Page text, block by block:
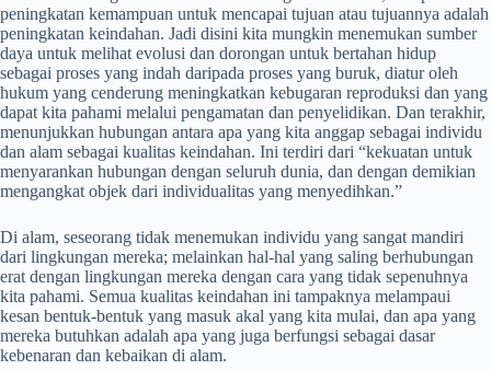
peningkatan kemampuan untuk mencapai tujuan atau tujuannya adalah
peningkatan keindahan. Jadi disini kita mungkin menemukan sumber
daya untuk melihat evolusi dan dorongan untuk bertahan hidup
sebagai proses yang indah daripada proses yang buruk, diatur oleh
hukum yang cenderung meningkatkan kebugaran reproduksi dan yang
dapat kita pahami melalui pengamatan dan penyelidikan. Dan terakhir,
menunjukkan hubungan antara apa yang kita anggap sebagai individu
dan alam sebagai kualitas keindahan. Ini terdiri dari “kekuatan untuk
menyarankan hubungan dengan seluruh dunia, dan dengan demikian
mengangkat objek dari individualitas yang menyedihkan.”
Di alam, seseorang tidak menemukan individu yang sangat mandiri
dari lingkungan mereka; melainkan hal-hal yang saling berhubungan
erat dengan lingkungan mereka dengan cara yang tidak sepenuhnya
kita pahami. Semua kualitas keindahan ini tampaknya melampaui
kesan bentuk-bentuk yang masuk akal yang kita mulai, dan apa yang
mereka butuhkan adalah apa yang juga berfungsi sebagai dasar
kebenaran dan kebaikan di alam.